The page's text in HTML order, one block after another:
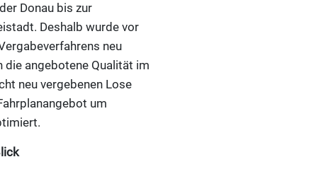
Donau bis zur
Deshalb wurde vor
neu
angebotene Qualität im
neu vergebenen Lose
um